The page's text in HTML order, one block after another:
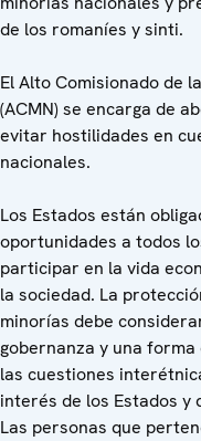
de los romaníes y sinti.
El Alto Comisionado de
(ACMN) se encarga de
evitar hostilidades en
nacionales.
Los Estados están
oportunidades a todos
participar en la vida
la sociedad. La
minorías debe
gobernanza y una
las cuestiones
interés de los Estados y
Las personas que